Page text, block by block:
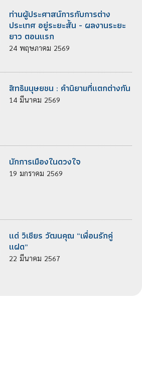
ท่านผู้ประศาสน์การกับการต่าง
ประเทศ อยู่ระยะสั้น - ผลงานระยะ
ยาว ตอนแรก
24 พฤษภาคม 2569
สิทธิมนุษยชน : คำนิยามที่แตกต่างกัน
14 มีนาคม 2569
นักการเมืองในดวงใจ
19 มกราคม 2569
แด่ วิเชียร วัฒนคุณ “เพื่อนรักคู่
แฝด”
22 มีนาคม 2567